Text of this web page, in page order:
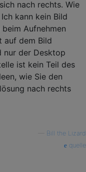
nach rechts. Wie
kann kein Bild
Aufnehmen
auf dem Bild
nur der Desktop
ist kein Teil des
wie Sie den
nach rechts
Bill the Lizard
quelle